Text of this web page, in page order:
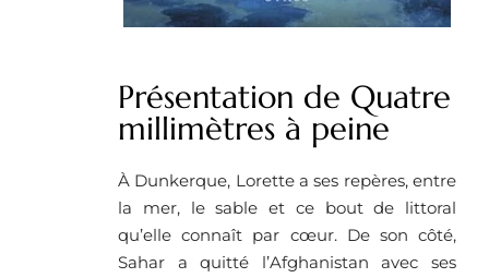
Présentation de Quatre
millimètres à peine
À Dunkerque, Lorette a ses repères, entre
la mer, le sable et ce bout de littoral
qu’elle connaît par cœur. De son côté,
Sahar a quitté l’Afghanistan avec ses